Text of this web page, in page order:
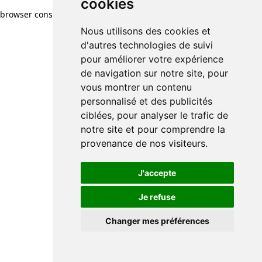
cookies
Nous utilisons des cookies et
d'autres technologies de suivi
pour améliorer votre expérience
de navigation sur notre site, pour
vous montrer un contenu
personnalisé et des publicités
ciblées, pour analyser le trafic de
notre site et pour comprendre la
provenance de nos visiteurs.
J'accepte
Je refuse
Changer mes préférences
browser console for more information)